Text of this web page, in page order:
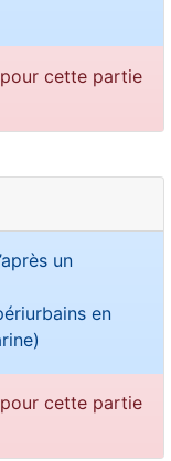
cette partie
un
en
cette partie